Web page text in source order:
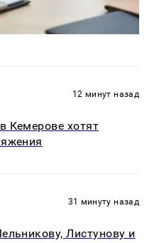
12 минут назад
Кемерове хотят
31 минуту назад
Листунову и